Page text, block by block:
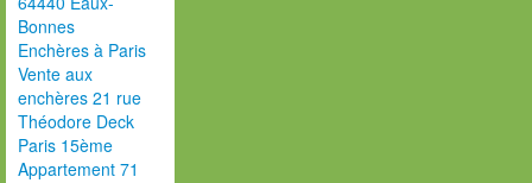
Bonnes
Enchères à Paris
Vente aux
enchères 21 rue
Théodore Deck
Paris 15ème
Appartement 71